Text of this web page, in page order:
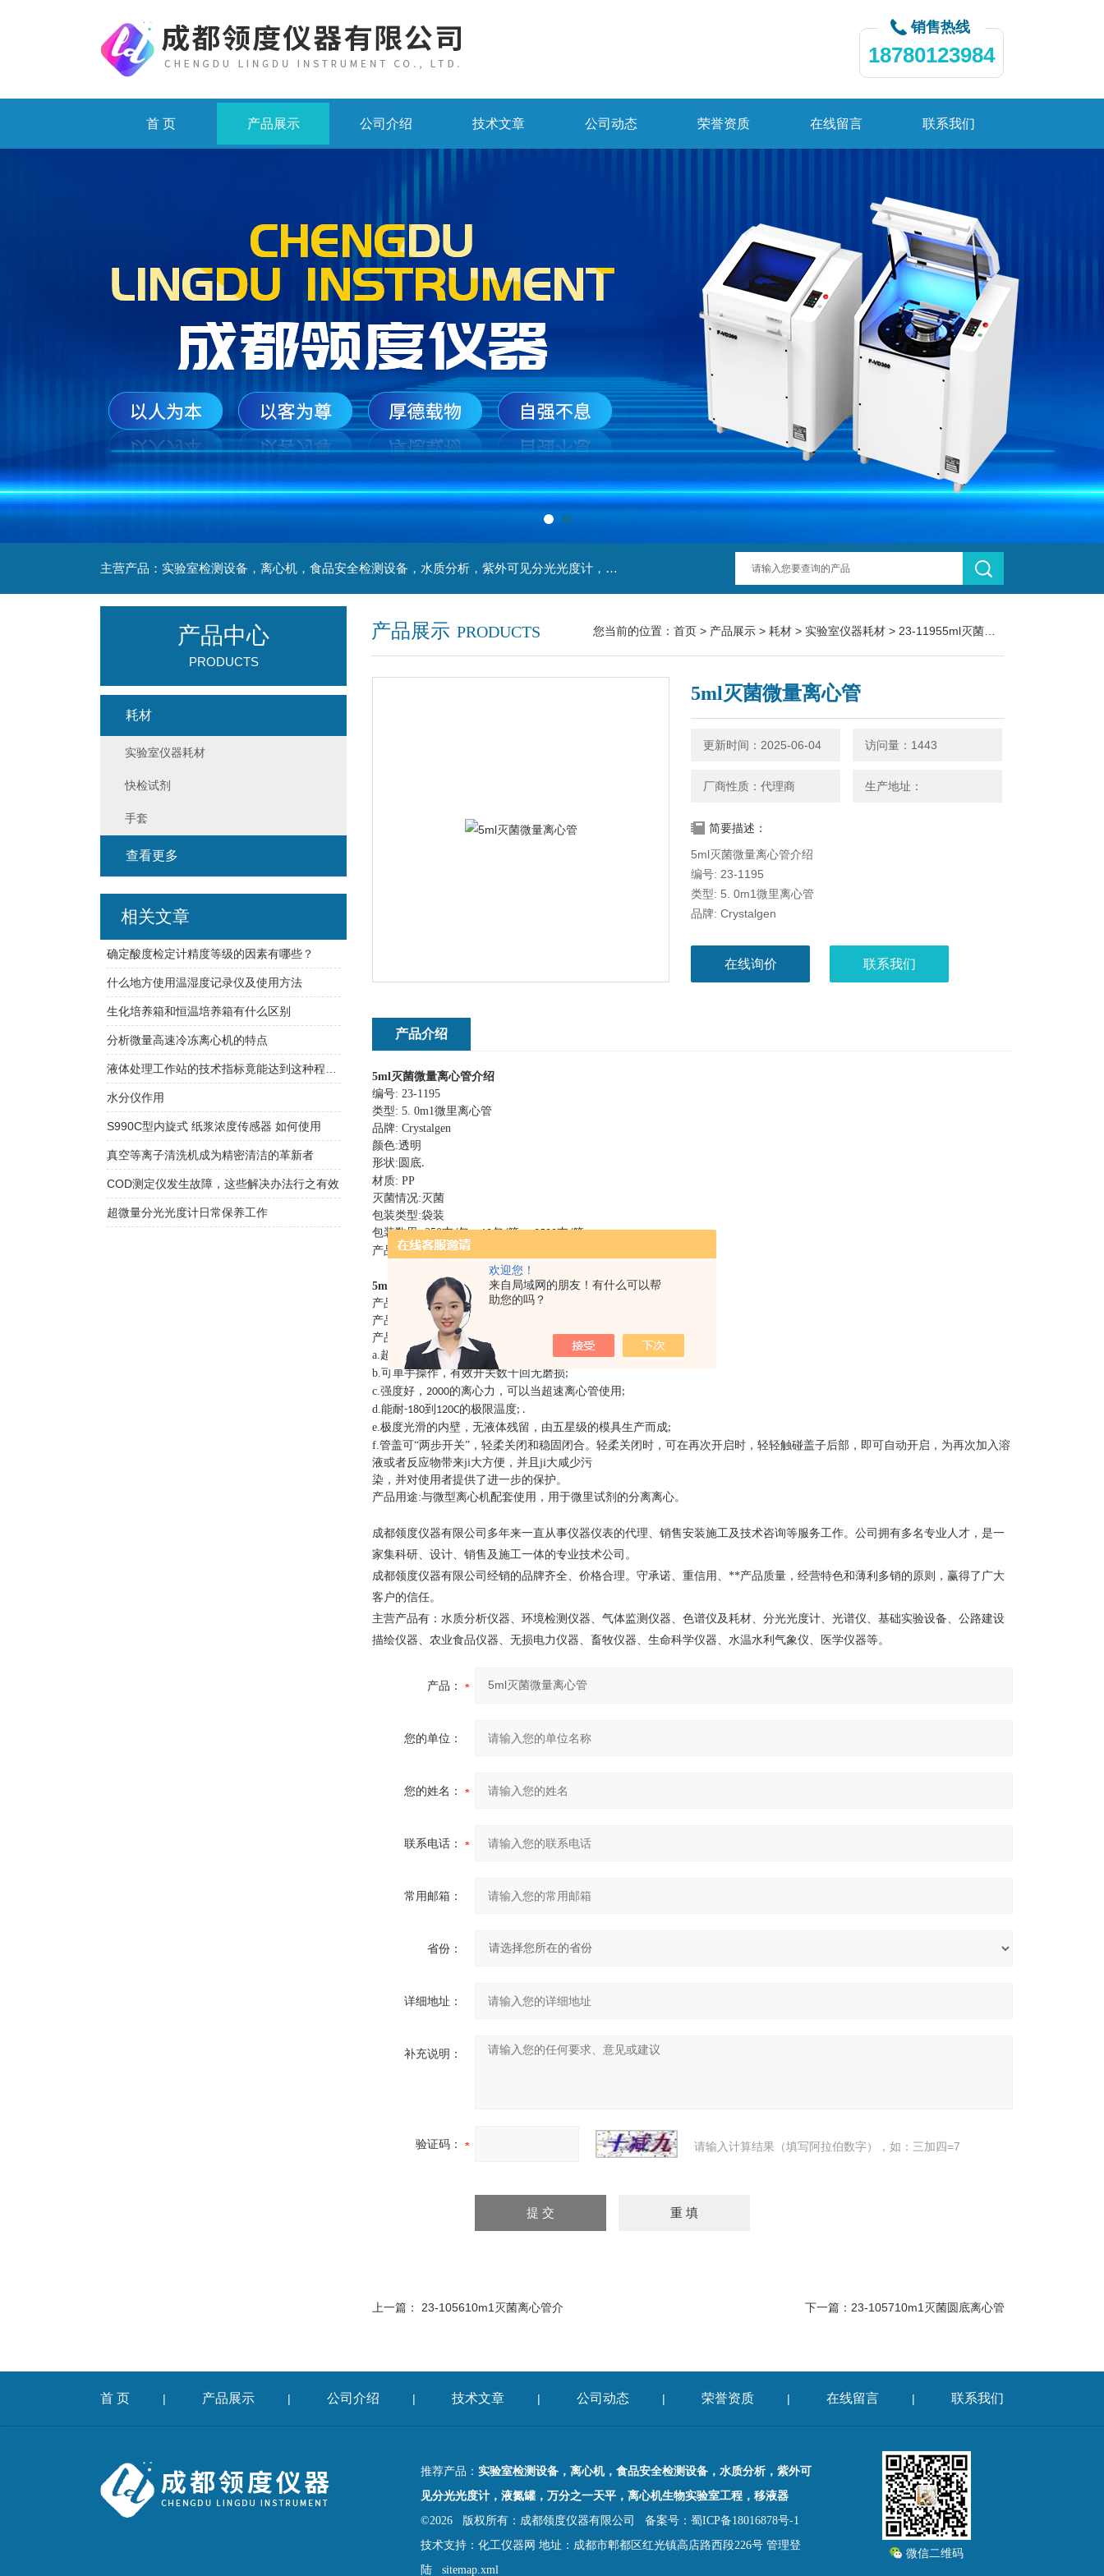
欢迎您！
来自局域网的朋友！有什么可以帮
助您的吗？
销售热线
18780123984
首 页 产品展示 公司介绍 技术文章 公司动态 荣誉资质 在线留言 联系我们
主营产品：实验室检测设备，离心机，食品安全检测设备，水质分析，紫外可见分光光度计，液氮罐，万分之一天平，离心机生物实验室工程，移液器
产品展示 PRODUCTS 您当前的位置： 首页 > 产品展示 > 耗材 > 实验室仪器耗材 > 23-11955ml灭菌微量离心管
5ml灭菌微量离心管
更新时间：2025-06-04 访问量：1443
厂商性质：代理商 生产地址：
简要描述：
5ml灭菌微量离心管介绍
编号: 23-1195
类型: 5. 0m1微里离心管
品牌: Crystalgen
材质: PP
在线询价 联系我们
产品介绍
5ml灭菌微量离心管介绍
编号: 23-1195
类型: 5. 0m1微里离心管
品牌: Crystalgen
颜色:透明
形状: 圆底.
材质: PP
灭菌情况: 灭菌
包装类型:袋装
包装数里: 250支/包，10包/箱，2500支/箱
产品描述:无DNA酶/
5ml 灭菌微量离心管
说明
产品名称
: 5. 0m1微里离心管
产品材质
: PP
产品特点
a.超透明，低吸附;
b.可单手操作，有效开关数千回无磨损;
c.强度好， 2000的离心力，可以当超速离心管使用 ;
d.能耐-180到 120C的极限温度; .
e.极度光滑的内壁，无液体残留，由五星级的模具生产而成;
f.管盖可“两步开关”，轻柔关闭和稳固闭合。轻柔关闭时，可在再次开启时，轻轻触碰盖子后部，即可自动开启，为再次加入溶
液或者反应物带来ji大方便，并且ji大咸少污
染，并对使用者提供了进一步的保护。
产品用途:与微型离心机配套使用，用于微里试剂的分离离心。
成都领度仪器有限公司多年来一直从事仪器仪表的代理、销售安装施工及技术咨询等服务工作。公司拥有多名专业人才，是一
家集科研、设计、销售及施工一体的专业技术公司。
成都领度仪器有限公司经销的品牌齐全、价格合理。守承诺、重信用、 **产品质量，经营特色和薄利多销的原则，赢得了广大
客户的信任。
主营产品有：水质分析仪器、环境检测仪器、气体监测仪器、色谱仪及耗材、分光光度计、光谱仪、基础实验设备、公路建设
描绘仪器、农业食品仪器、无损电力仪器、畜牧仪器、生命科学仪器、水温水利气象仪、医学仪器等。
产品：
您的单位：
您的姓名：
联系电话：
常用邮箱：
省份：
详细地址：
补充说明：
验证码： 请输入计算结果（填写阿拉伯数字），如：三加四=7
上一篇： 23-105610m1灭菌离心管介 下一篇： 23-105710m1灭菌圆底离心管
产品中心
PRODUCTS
耗材
实验室仪器耗材
快检试剂
手套
查看更多
相关文章
确定酸度检定计精度等级的因素有哪些？
什么地方使用温湿度记录仪及使用方法
生化培养箱和恒温培养箱有什么区别
分析微量高速冷冻离心机的特点
水分仪作用
S990C型内旋式 纸浆浓度传感器 如何使用
真空等离子清洗机成为精密清洁的革新者
COD测定仪发生故障，这些解决办法行之有效
超微量分光光度计日常保养工作
首 页 | 产品展示 | 公司介绍 | 技术文章 | 公司动态 | 荣誉资质 | 在线留言 | 联系我们
推荐产品： 实验室检测设备，离心机，食品安全检测设备，水质分析，紫外可
见分光光度计，液氮罐，万分之一天平，离心机生物实验室工程，移液器
©2026 版权所有：成都领度仪器有限公司 备案号：蜀ICP备18016878号-1
技术支持： 化工仪器网 地址：成都市郫都区红光镇高店路西段226号 管理登
陆
sitemap.xml
微信二维码